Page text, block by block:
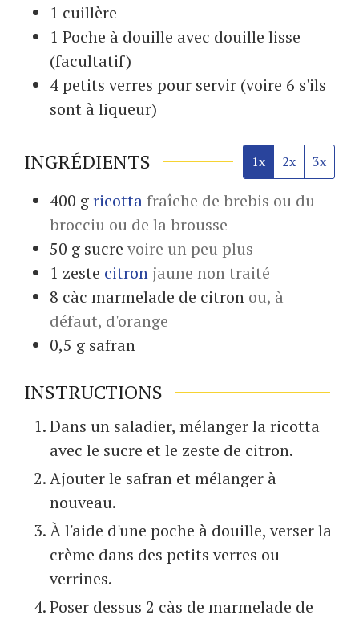
1 cuillère
1 Poche à douille avec douille lisse
(facultatif)
4 petits verres pour servir (voire 6 s'ils
sont à liqueur)
INGRÉDIENTS 1x 2x 3x
400 gricottafraîche de brebis ou du
brocciu ou de la brousse
50 g sucre voire un peu plus
1 zeste citron jaune non traité
8 càc marmelade de citron ou, à
défaut, d'orange
0,5 g safran
INSTRUCTIONS
Dans un saladier, mélanger la ricotta
avec le sucre et le zeste de citron.
Ajouter le safran et mélanger à
nouveau.
À l'aide d'une poche à douille, verser la
crème dans des petits verres ou
verrines.
Poser dessus 2 càs de marmelade de